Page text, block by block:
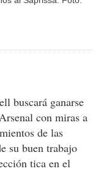
buscará ganarse
con miras a
de las
su buen trabajo
tica en el